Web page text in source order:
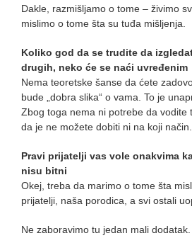
Dakle, razmišljamo o tome – živimo
mislimo o tome šta su tuđa mišljenja.
Koliko god da se trudite da
drugih, neko će se naći uvređenim
Nema teoretske šanse da ćete
bude „dobra slika“ o vama. To je
Zbog toga nema ni potrebe da vodite
da je ne možete dobiti ni na koji način.
Pravi prijatelji vas vole onakvima
nisu bitni
Okej, treba da marimo o tome šta
prijatelji, naša porodica, a svi ostali
Ne zaboravimo tu jedan mali